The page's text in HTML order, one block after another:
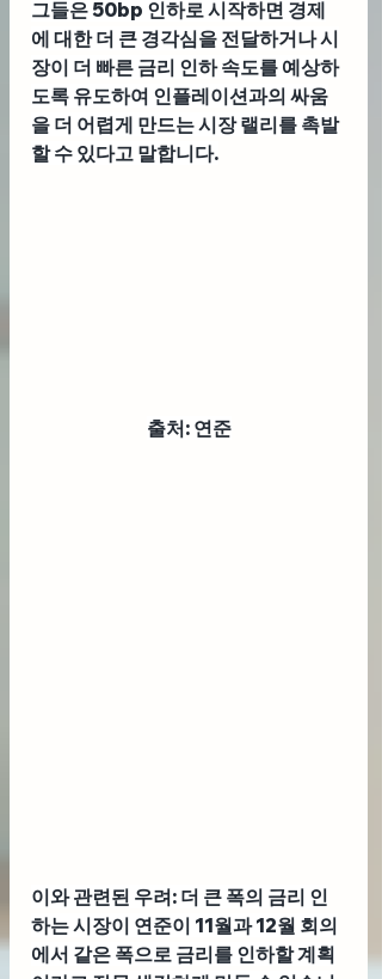
그들은 50bp 인하로 시작하면 경제
에 대한 더 큰 경각심을 전달하거나 시
장이 더 빠른 금리 인하 속도를 예상하
도록 유도하여 인플레이션과의 싸움
을 더 어렵게 만드는 시장 랠리를 촉발
할 수 있다고 말합니다.
출처: 연준
이와 관련된 우려: 더 큰 폭의 금리 인
하는 시장이 연준이 11월과 12월 회의
에서 같은 폭으로 금리를 인하할 계획